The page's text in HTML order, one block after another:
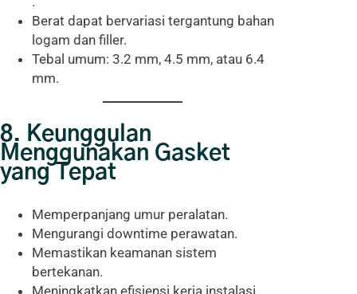
Berat dapat bervariasi tergantung bahan
logam dan filler.
Tebal umum: 3.2 mm, 4.5 mm, atau 6.4
mm.
8. Keunggulan
Menggunakan Gasket
yang Tepat
Memperpanjang umur peralatan.
Mengurangi downtime perawatan.
Memastikan keamanan sistem
bertekanan.